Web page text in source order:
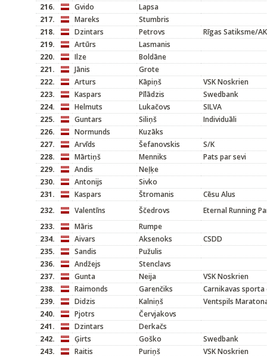
216.
Gvido
Lapsa
217.
Mareks
Stumbris
218.
Dzintars Petrovs
Rīgas Satiksme/
219.
Artūrs
Lasmanis
220.
Ilze
Boldāne
221.
Jānis
Grote
222.
Arturs Kāpiņš
VSK Noskrien
223.
Kaspars Pīlādzis
Swedbank
224.
Helmuts Lukačovs
SILVA
225.
Guntars Siliņš
Individuāli
226.
Normunds
Kuzāks
227.
Arvīds Šefanovskis
S/K
228.
Mārtiņš Menniks
Pats par sevi
229.
Andis
Neļķe
230.
Antonijs
Sivko
231.
Kaspars Štromanis
Cēsu Alus
232.
Valentīns Ščedrovs
Eternal Running
233.
Māris
Rumpe
234.
Aivars Aksenoks
CSDD
235.
Sandis
Pužulis
236.
Andžejs
Stenclavs
237.
Gunta Neija
VSK Noskrien
238.
Raimonds Garenčiks
Carnikavas sporta
239.
Didzis Kalniņš
Ventspils
240.
Pjotrs
Červjakovs
241.
Dzintars
Derkačs
242.
Ģirts Goško
Swedbank
243.
Raitis Puriņš
VSK Noskrien